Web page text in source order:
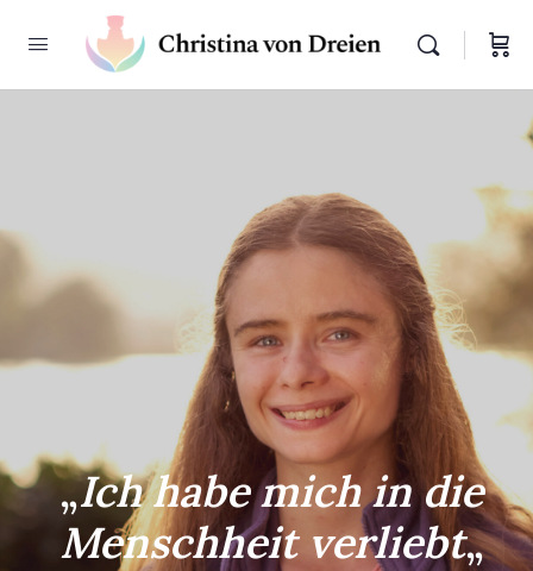
„Ich habe mich in die
Menschheit verliebt„